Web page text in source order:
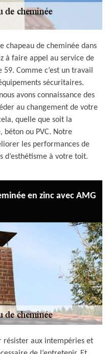
chapeau de cheminée dans
à faire appel au service de
Comme c’est un travail
sécuritaires.
avons connaissance des
au changement de votre
quelle que soit la
ou PVC. Notre
les performances de
d’esthétisme à votre toit.
en zinc avec AMG
résister aux intempéries et